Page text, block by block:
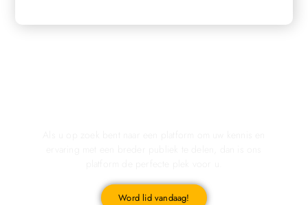
Word lid vandaag!